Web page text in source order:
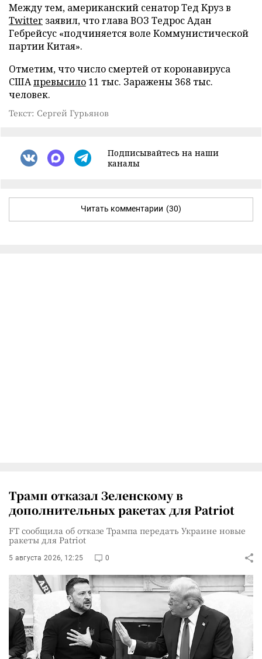
Между тем, американский сенатор Тед Круз в
Twitter заявил, что глава ВОЗ Тедрос Адан
Гебрейсус «подчиняется воле Коммунистической
партии Китая».
Отметим, что число смертей от коронавируса
СШАпревысило 11 тыс. Заражены 368 тыс.
человек.
Текст: Сергей Гурьянов
Подписывайтесь на наши
каналы
Читать комментарии (30)
Трамп отказал Зеленскому в
дополнительных ракетах для Patriot
FT сообщила об отказе Трампа передать Украине новые
ракеты для Patriot
5 августа 2026, 12:25 0